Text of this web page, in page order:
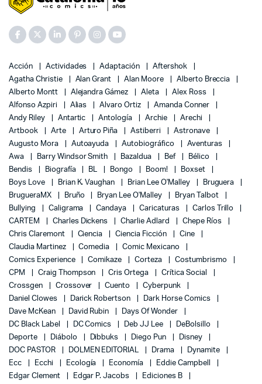
Acción Actividades Adaptación
Aftershok
Agatha Christie
Alan Grant Alan Moore
Alberto Breccia
Alberto Montt
Alejandra Gámez Aleta
Alex Ross
Alfonso Azpiri
Alias Alvaro Ortiz
Amanda Conner
Andy Riley
Antartic Antología Archie
Arechi
Artbook
Arte Arturo Piña Astiberri
Astronave
Augusto Mora
Autoayuda Autobiográfico
Aventuras
Awa
Barry Windsor Smith Bazaldua Bef
Bélico
Bendis
Biografía BL Bongo Boom!
Boxset
Boys Love
Brian K. Vaughan Brian Lee O'Malley
Bruguera
BrugueraMX
Bruño Bryan Lee O'Malley
Bryan Talbot
Bullying
Caligrama Candaya Caricaturas
Carlos Trillo
CARTEM
Charles Dickens Charlie Adlard
Chepe Ríos
Chris Claremont
Ciencia Ciencia Ficción
Cine
Claudia Martinez
Comedia
Comic Mexicano
Comics Experience
Comikaze Corteza
Costumbrismo
CPM
Craig Thompson Cris Ortega
Crítica Social
Crossgen
Crossover Cuento
Cyberpunk
Daniel Clowes
Darick Robertson
Dark Horse Comics
Dave McKean
David Rubin
Days Of Wonder
DC Black Label
DC Comics Deb JJ Lee
DeBolsillo
Deporte
Diábolo Dibbuks Diego Pun
Disney
DOC PASTOR
DOLMEN EDITORIAL Drama
Dynamite
Ecc
Ecchi Ecología Economía
Eddie Campbell
Edgar Clement
Edgar P. Jacobs
Ediciones B